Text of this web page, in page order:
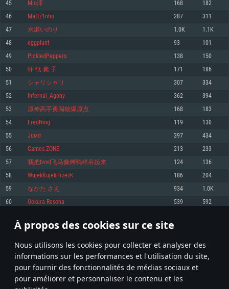
À propos des cookies sur ce site
Nous utilisons les cookies pour collecter et analyser des
informations sur les performances et l'utilisation du site,
pour fournir des fonctionnalités de médias sociaux et
pour améliorer et personnaliser le contenu et les
Minimum
OS: Windows 10 (64 bit)
Processeur: Dual-Core 2.2 GHz
Mémoire: 4 GB
Carte graphique supportant DirectX 11: AMD Radeon 77XX / NVIDIA
GeForce GTX 660. La résolution minimale supportée par le jeu est de 720p
Connection: Connexion Internet à haut débit
Disque dur: 23.1 Go (client minimal)
Recommandée
1060 et plus, Radeon RX 570 et plus.
Disque dur: 75.9 Go (client complet)
Minimum
OS: Mac OS Big Sur 11.0 ou plus récent
Processeur: Core i5, minimum 2.2GHz (Les processeurs Intel Xeon ne sont
pas supportés)
Mémoire: 6 GB
Carte graphique: Intel Iris Pro 5200 (Mac), ou analogue AMD/Nvidia. La
résolution minimale supportée par le jeu est de 720p.
Connection: Connexion Internet à haut débit
Disque dur: 62,2 Go (client minimal)
Recommandée
OS: Mac OS Big Sur 11.0 ou plus récent
Processeur: Core i7 (Les processeurs Intel Xeon ne sont pas supportés)
Mémoire: 8 GB
Carte graphique: Radeon Vega II ou plus avec support de Metal
Disque dur: 62,2 Go (client complet)
Minimum
OS: Les configurations Linux 64 bits les plus modernes
Processeur: Dual-Core 2.4 GHz
Mémoire: 4 GB
Carte graphique: NVIDIA 660 avec les derniers drivers (moins de 6 mois) /
de même pour AMD (La résolution minimale supportée par le jeu est de
720p)
Connection: Connexion Internet à haut débit
Disque dur: 62,2 Go (client minimal)
Recommandée
OS: Ubuntu 20.04 64bit
Processeur: Intel Core i7
Mémoire: 8 GB
Carte graphique: NVIDIA 1060 avec les derniers drivers (moins de 6 mois) /
6 mois et supportant Vulkan
Connection: Connexion Internet à haut débit
Disque dur: 60,2 Go (client complet)
45 Mio澪 168 182
46 Mattz1nho 287 311
47 水瀬いのり 1.0K 1.1K
48 eggplunt 93 101
49 PickledPeppers 138 150
50 怀 纸 素 子 171 186
51 シャリシャリ 307 334
52 Infernal_Agony 362 394
53 原神高手勇闯核爆原点 168 183
54 FredNing 119 130
55 Jυмσ 397 434
56 Games ZONE 213 233
57 我把bvvd飞马像烤鸭样吊起来 124 136
58 WujekKujekPrzezK 186 204
59 なかた さえ 934 1.0K
60 Ookura Resona 539 592
* Classement mis à jour quotidiennement
2 3 4 103